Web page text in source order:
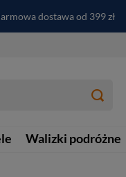
dostawa od 399 zł
Walizki podróżne